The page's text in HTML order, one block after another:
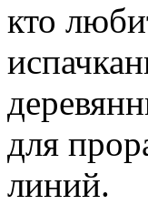
кто
для
линий.